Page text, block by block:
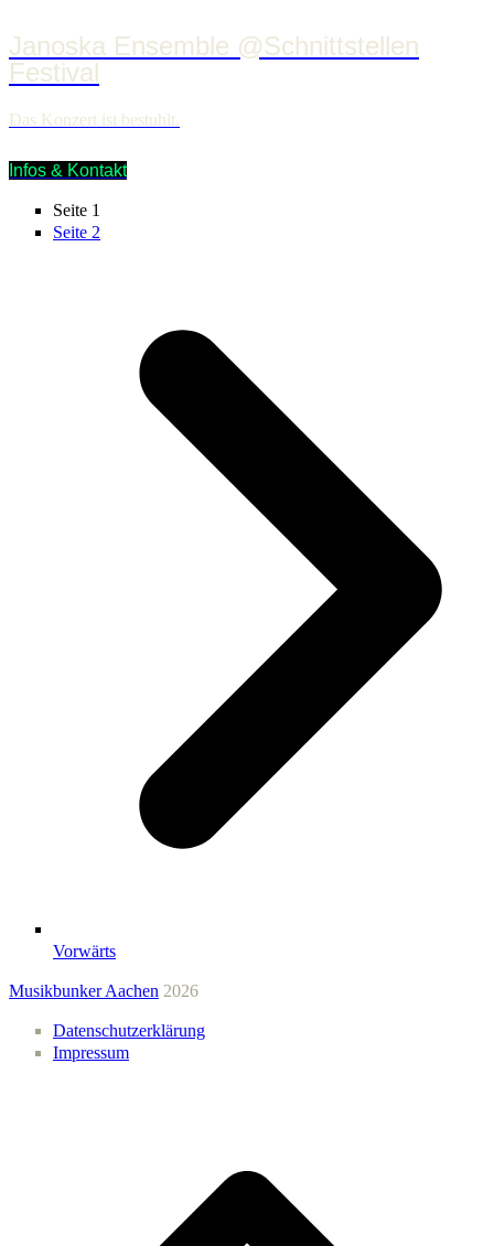
Janoska Ensemble @Schnittstellen
Festival
Das Konzert ist bestuhlt.
Infos & Kontakt
Seite 1
Seite 2
Vorwärts
Musikbunker Aachen 2026
Datenschutzerklärung
Impressum